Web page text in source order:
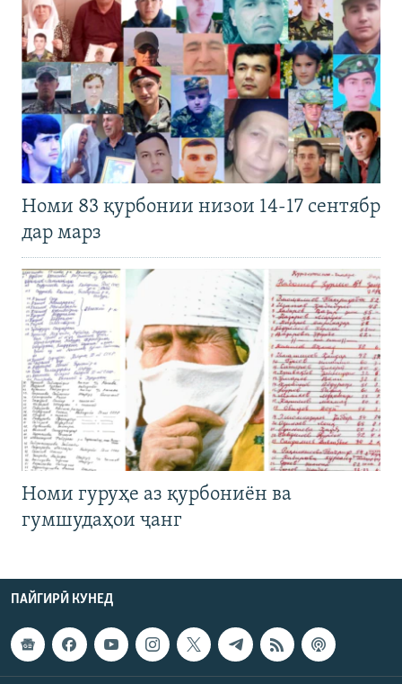
Номи 83 қурбонии низои 14-17 сентябр
дар марз
Номи гуруҳе аз қурбониён ва
гумшудаҳои ҷанг
ПАЙГИРӢ КУНЕД